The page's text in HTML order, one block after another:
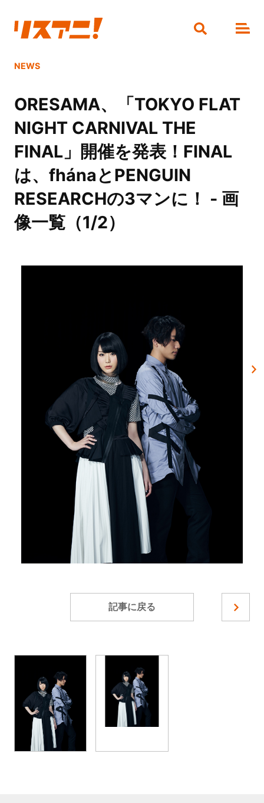
NEWS
ORESAMA、「TOKYO FLAT
NIGHT CARNIVAL THE
FINAL」開催を発表！FINAL
は、fhánaとPENGUIN
RESEARCHの3マンに！ - 画
像一覧（1/2）
記事に戻る